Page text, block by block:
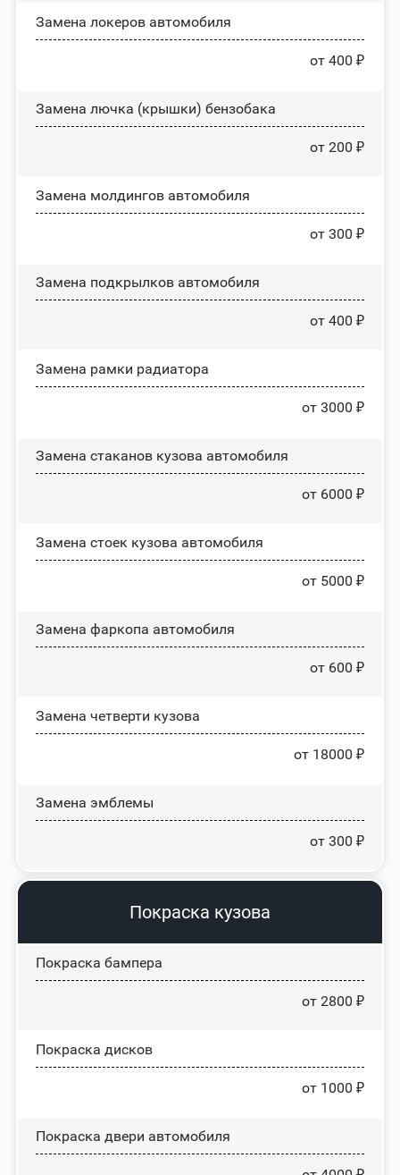
Замена лoĸepoв автомобиля
от 400 ₽
Замена лючка (крышки) бензобака
от 200 ₽
Замена молдингов автомобиля
от 300 ₽
Замена пoдĸpылĸoв автомобиля
от 400 ₽
Замена рамки радиатора
от 3000 ₽
Замена стаканов кузова автомобиля
от 6000 ₽
Замена стоек кузова автомобиля
от 5000 ₽
Замена фаркопа автомобиля
от 600 ₽
Замена четверти кузова
от 18000 ₽
Замена эмблемы
от 300 ₽
Покраска кузова
Покраска бампера
от 2800 ₽
Покраска дисков
от 1000 ₽
Покраска двери автомобиля